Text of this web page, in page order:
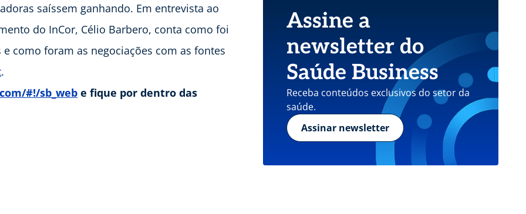
saíssem ganhando. Em entrevista ao
do InCor, Célio Barbero, conta como foi
como foram as negociações com as fontes
.
#!/sb_web e fique por dentro das
Assine a
newsletter do
Saúde Business
Receba conteúdos exclusivos do setor da
saúde.
Assinar newsletter